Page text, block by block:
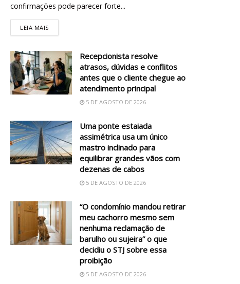
confirmações pode parecer forte...
LEIA MAIS
Recepcionista resolve
atrasos, dúvidas e conflitos
antes que o cliente chegue ao
atendimento principal
5 DE AGOSTO DE 2026
Uma ponte estaiada
assimétrica usa um único
mastro inclinado para
equilibrar grandes vãos com
dezenas de cabos
5 DE AGOSTO DE 2026
“O condomínio mandou retirar
meu cachorro mesmo sem
nenhuma reclamação de
barulho ou sujeira” o que
decidiu o STJ sobre essa
proibição
5 DE AGOSTO DE 2026